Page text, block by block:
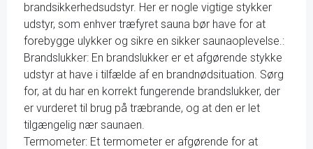
brandsikkerhedsudstyr. Her er nogle vigtige stykker
udstyr, som enhver træfyret sauna bør have for at
forebygge ulykker og sikre en sikker saunaoplevelse.:
Brandslukker: En brandslukker er et afgørende stykke
udstyr at have i tilfælde af en brandnødsituation. Sørg
for, at du har en korrekt fungerende brandslukker, der
er vurderet til brug på træbrande, og at den er let
tilgængelig nær saunaen.
Termometer: Et termometer er afgørende for at